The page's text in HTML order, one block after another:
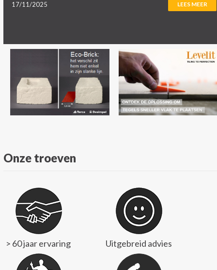
17/11/2025 LEES MEER
Onze troeven
> 60 jaar ervaring Uitgebreid advies